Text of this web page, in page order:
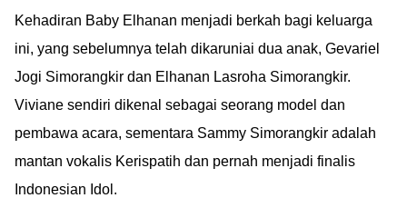
Kehadiran Baby Elhanan menjadi berkah bagi keluarga
ini, yang sebelumnya telah dikaruniai dua anak, Gevariel
Jogi Simorangkir dan Elhanan Lasroha Simorangkir.
Viviane sendiri dikenal sebagai seorang model dan
pembawa acara, sementara Sammy Simorangkir adalah
mantan vokalis Kerispatih dan pernah menjadi finalis
Indonesian Idol.